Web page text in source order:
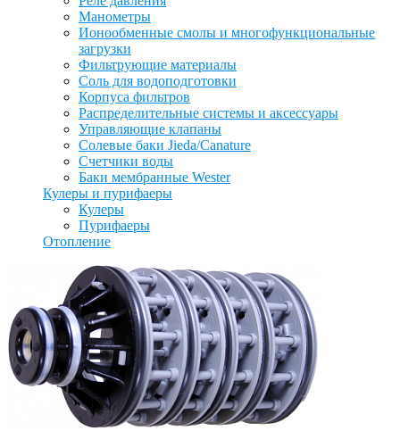
Манометры
Ионообменные смолы и многофункциональные
загрузки
Фильтрующие материалы
Соль для водоподготовки
Корпуса фильтров
Распределительные системы и аксессуары
Управляющие клапаны
Солевые баки Jieda/Canature
Счетчики воды
Баки мембранные Wester
Кулеры и пурифаеры
Кулеры
Пурифаеры
Отопление